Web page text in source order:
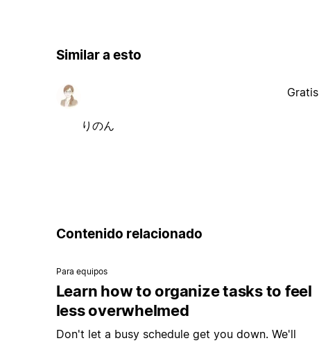
Similar a esto
りのん
Gratis
Contenido relacionado
Para equipos
Learn how to organize tasks to feel
less overwhelmed
Don't let a busy schedule get you down. We'll